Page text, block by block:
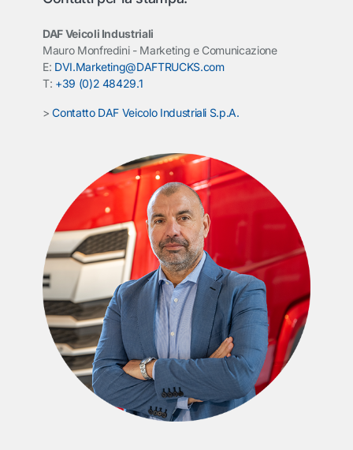
DAF Veicoli Industriali
Mauro Monfredini - Marketing e Comunicazione
E: DVI.Marketing@DAFTRUCKS.com
T: +39 (0)2 48429.1
>Contatto DAF Veicolo Industriali S.p.A.